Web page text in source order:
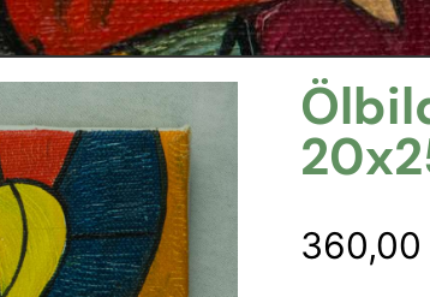
360,00